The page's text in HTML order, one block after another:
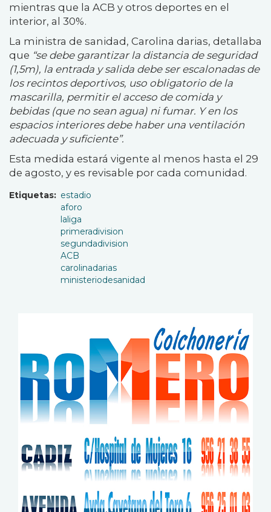
mientras que la ACB y otros deportes en el
interior, al 30%.
La ministra de sanidad, Carolina darias, detallaba
que “se debe garantizar la distancia de seguridad
(1,5m), la entrada y salida debe ser escalonadas de
los recintos deportivos, uso obligatorio de la
mascarilla, permitir el acceso de comida y
bebidas (que no sean agua) ni fumar. Y en los
espacios interiores debe haber una ventilación
adecuada y suficiente”.
Esta medida estará vigente al menos hasta el 29
de agosto, y es revisable por cada comunidad.
Etiquetas
estadio
aforo
laliga
primeradivision
segundadivision
ACB
carolinadarias
ministeriodesanidad